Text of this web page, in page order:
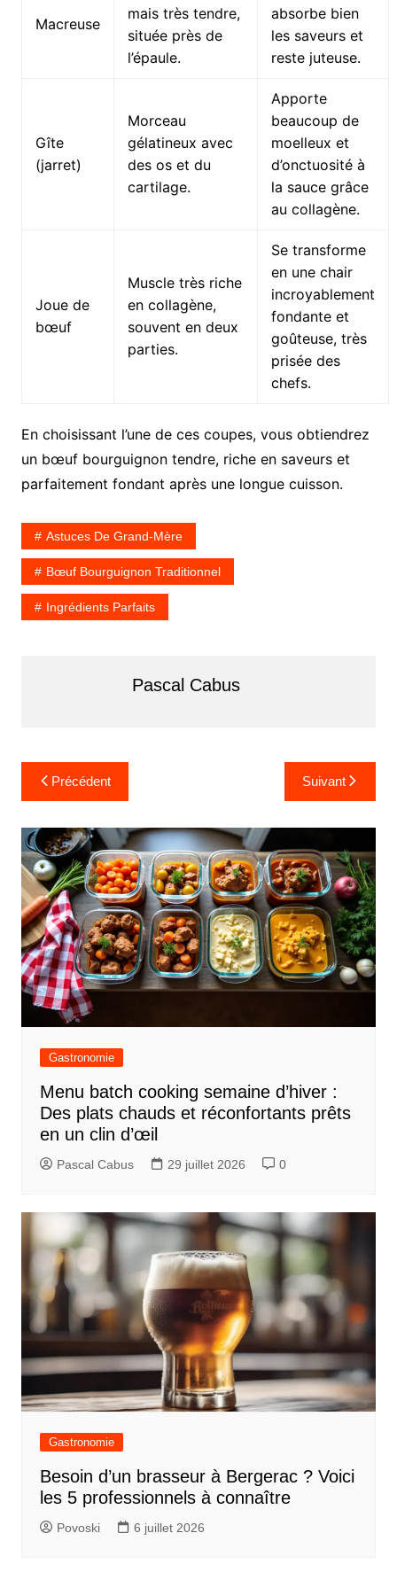
Macreuse
mais très tendre,
située près de
l’épaule.
absorbe bien
les saveurs et
reste juteuse.
Gîte
(jarret)
Morceau
gélatineux avec
des os et du
cartilage.
Apporte
beaucoup de
moelleux et
d’onctuosité à
la sauce grâce
au collagène.
Joue de
bœuf
Muscle très riche
en collagène,
souvent en deux
parties.
Se transforme
en une chair
incroyablement
fondante et
goûteuse, très
prisée des
chefs.
En choisissant l’une de ces coupes, vous obtiendrez
un bœuf bourguignon tendre, riche en saveurs et
parfaitement fondant après une longue cuisson.
Astuces De Grand-Mère
Bœuf Bourguignon Traditionnel
Ingrédients Parfaits
Pascal Cabus
a
v
i
g
a
t
i
o
n
t
i
l
e
Précédent Suivant
Gastronomie
Menu batch cooking semaine d’hiver :
Des plats chauds et réconfortants prêts
en un clin d’œil
Pascal Cabus 29 juillet 2026 0
Gastronomie
Besoin d’un brasseur à Bergerac ? Voici
les 5 professionnels à connaître
Povoski 6 juillet 2026